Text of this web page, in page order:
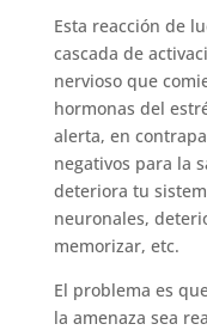
Esta reacción de
cascada de
nervioso que
hormonas del
alerta, en
negativos para la
deteriora tu
neuronales,
memorizar, etc.
El problema es
la amenaza sea